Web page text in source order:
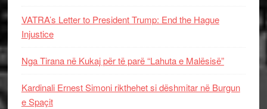
VATRA’s Letter to President Trump: End the Hague
Injustice
Nga Tirana në Kukaj për të parë “Lahuta e Malësisë”
Kardinali Ernest Simoni rikthehet si dëshmitar në Burgun
e Spaçit